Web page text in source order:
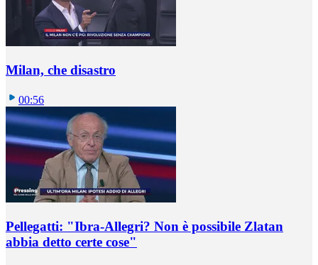
Milan, che disastro
00:56
Pellegatti: "Ibra-Allegri? Non è possibile Zlatan
abbia detto certe cose"